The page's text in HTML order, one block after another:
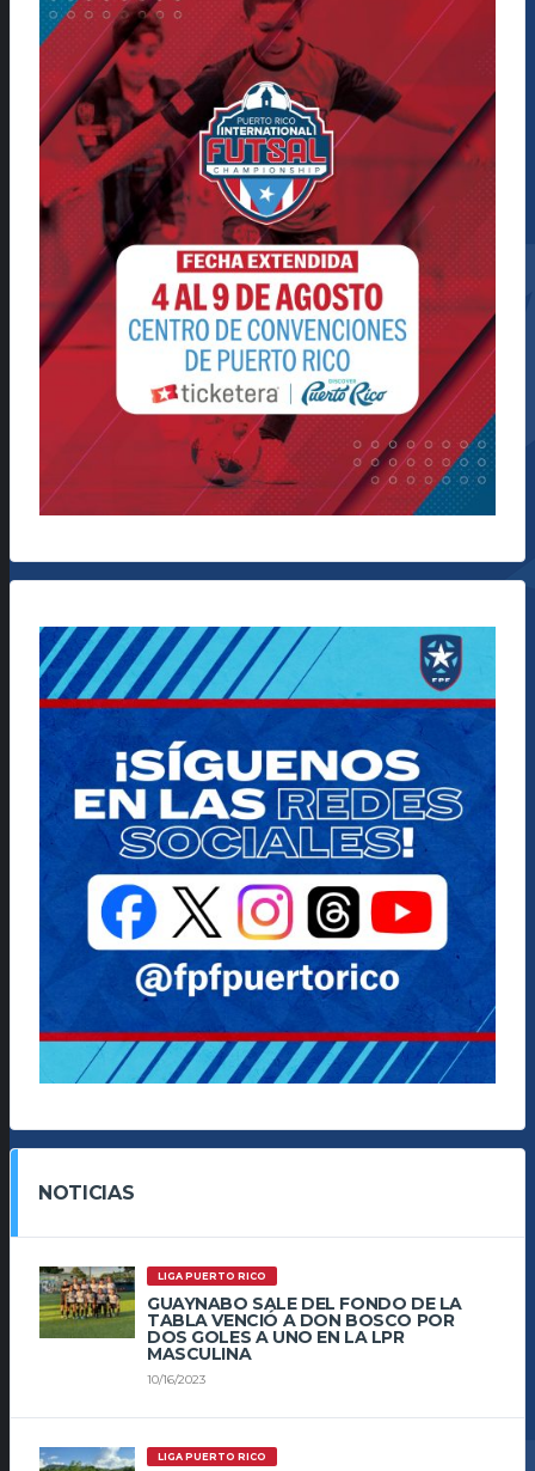
NOTICIAS
LIGA PUERTO RICO
GUAYNABO SALE DEL FONDO DE LA
TABLA VENCIÓ A DON BOSCO POR
DOS GOLES A UNO EN LA LPR
MASCULINA
10/16/2023
LIGA PUERTO RICO